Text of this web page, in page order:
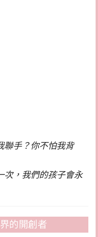
聯手？你不怕我背
次，我們的孩子會永
的開創者